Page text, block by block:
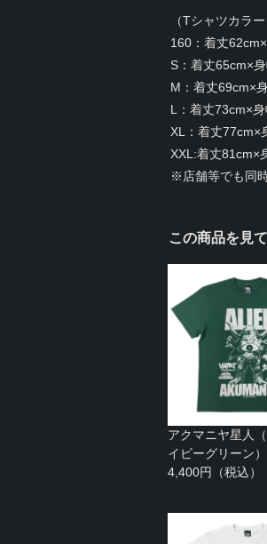
（Tシャツカラ
160：着丈
S：着丈65cm×
M：着丈69cm×
L：着丈73cm×
XL：着丈77cm×
XXL:着丈81cm×
※店舗等でも同
この商品を見
アクマニヤ星人
イビーグリーン）
4,400円（税込）